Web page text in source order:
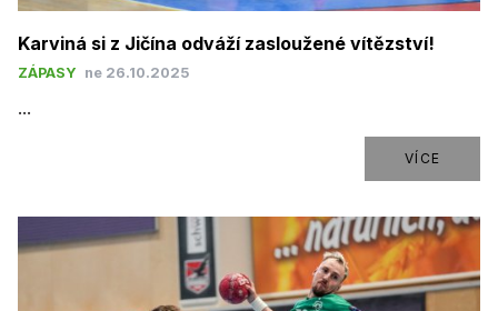
Karviná si z Jičína odváží zasloužené vítězství!
ZÁPASY ne 26.10.2025
...
VÍCE